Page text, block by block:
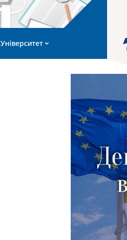
Університет